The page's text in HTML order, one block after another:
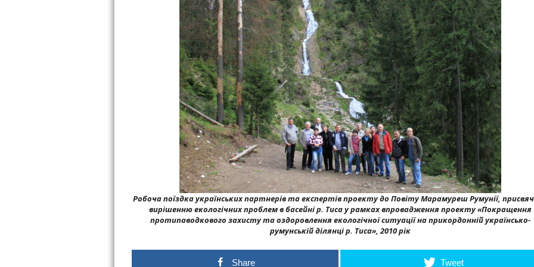
Робоча поїздка українських партнерів та експертів проекту до Повіту Марамуреш Румунії,
вирішенню екологічних проблем в басейні р. Тиса у рамках впровадження проекту «Покращення
протипаводкового захисту та оздоровлення екологічної ситуації на прикордонній українсько-
румунській ділянці р. Тиса», 2010 рік
Share Tweet